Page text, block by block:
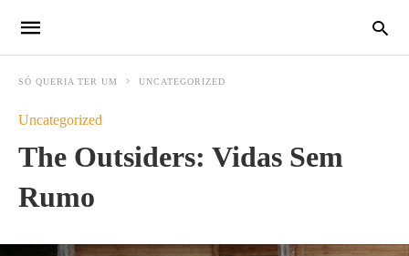
SÓ QUERIA TER UM UNCATEGORIZED
Uncategorized
The Outsiders: Vidas Sem
Rumo